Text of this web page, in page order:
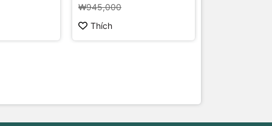
₩945,000
Thích